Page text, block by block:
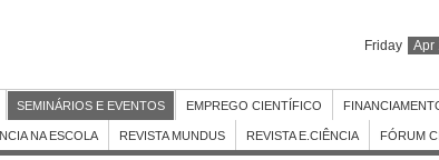
Friday Apr
SEMINÁRIOS E EVENTOS EMPREGO CIENTÍFICO
NA ESCOLA REVISTA MUNDUS REVISTA E.CIÊNCIA FÓRUM